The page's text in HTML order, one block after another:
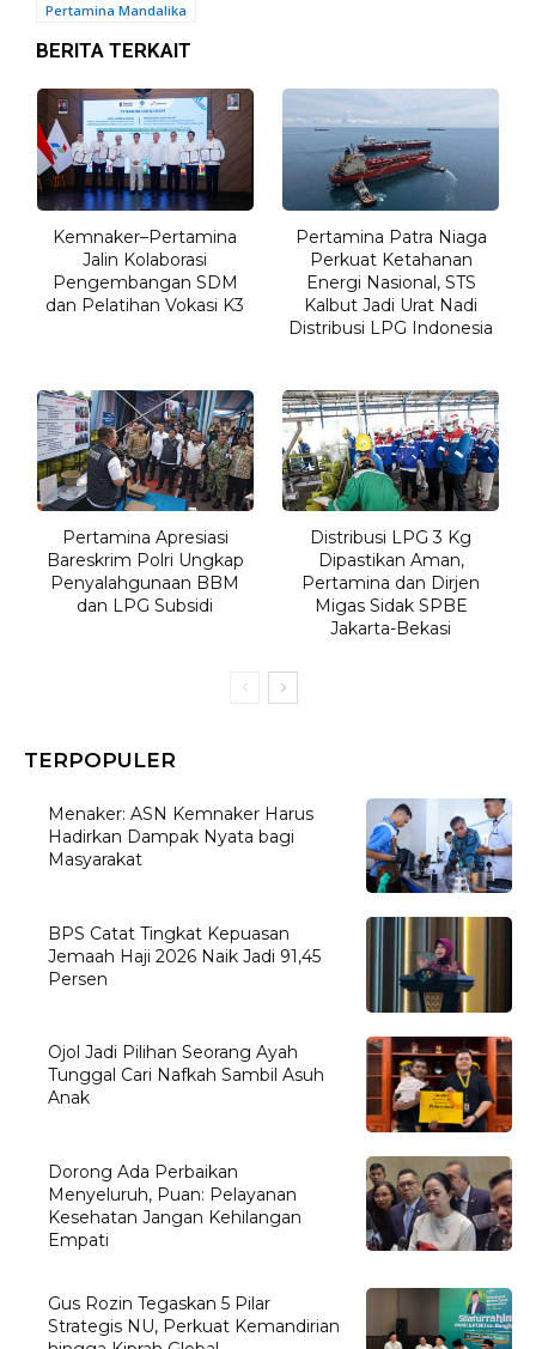
Pertamina Mandalika
BERITA TERKAIT
Kemnaker–Pertamina
Jalin Kolaborasi
Pengembangan SDM
dan Pelatihan Vokasi K3
Pertamina Patra Niaga
Perkuat Ketahanan
Energi Nasional, STS
Kalbut Jadi Urat Nadi
Distribusi LPG Indonesia
Pertamina Apresiasi
Bareskrim Polri Ungkap
Penyalahgunaan BBM
dan LPG Subsidi
Distribusi LPG 3 Kg
Dipastikan Aman,
Pertamina dan Dirjen
Migas Sidak SPBE
Jakarta-Bekasi
TERPOPULER
Menaker: ASN Kemnaker Harus
Hadirkan Dampak Nyata bagi
Masyarakat
BPS Catat Tingkat Kepuasan
Jemaah Haji 2026 Naik Jadi 91,45
Persen
Ojol Jadi Pilihan Seorang Ayah
Tunggal Cari Nafkah Sambil Asuh
Anak
Dorong Ada Perbaikan
Menyeluruh, Puan: Pelayanan
Kesehatan Jangan Kehilangan
Empati
Gus Rozin Tegaskan 5 Pilar
Strategis NU, Perkuat Kemandirian